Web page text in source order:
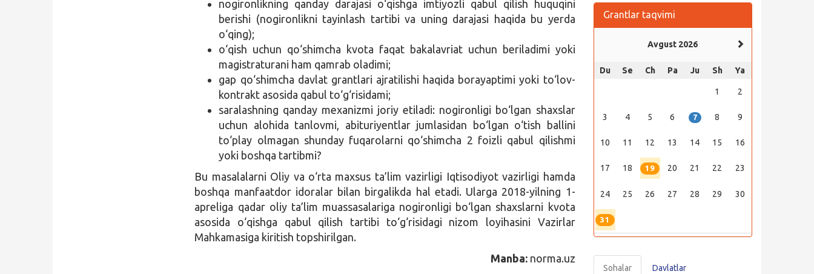
nogironlikning qanday darajasi o‘qishga imtiyozli qabul qilish huquqini
berishi (nogironlikni tayinlash tartibi va uning darajasi haqida bu yerda
o‘qing);
o‘qish uchun qo‘shimcha kvota faqat bakalavriat uchun beriladimi yoki
magistraturani ham qamrab oladimi;
gap qo‘shimcha davlat grantlari ajratilishi haqida borayaptimi yoki to‘lov-
kontrakt asosida qabul to‘g‘risidami;
saralashning qanday mexanizmi joriy etiladi: nogironligi bo‘lgan shaxslar
uchun alohida tanlovmi, abituriyentlar jumlasidan bo‘lgan o‘tish ballini
to‘play olmagan shunday fuqarolarni qo‘shimcha 2 foizli qabul qilishmi
yoki boshqa tartibmi?
Bu masalalarni Oliy va o‘rta maxsus ta’lim vazirligi Iqtisodiyot vazirligi hamda
boshqa manfaatdor idoralar bilan birgalikda hal etadi. Ularga 2018-yilning 1-
apreliga qadar oliy ta’lim muassasalariga nogironligi bo‘lgan shaxslarni kvota
asosida o‘qishga qabul qilish tartibi to‘g‘risidagi nizom loyihasini Vazirlar
Mahkamasiga kiritish topshirilgan.
Manba:norma.uz
Grantlar taqvimi
Avgust 2026
Du Se Ch Pa Ju Sh Ya
1 2
3 4 5 6 7 8 9
10 11 12 13 14 15 16
17 18 19 20 21 22 23
24 25 26 27 28 29 30
31
Sohalar Davlatlar